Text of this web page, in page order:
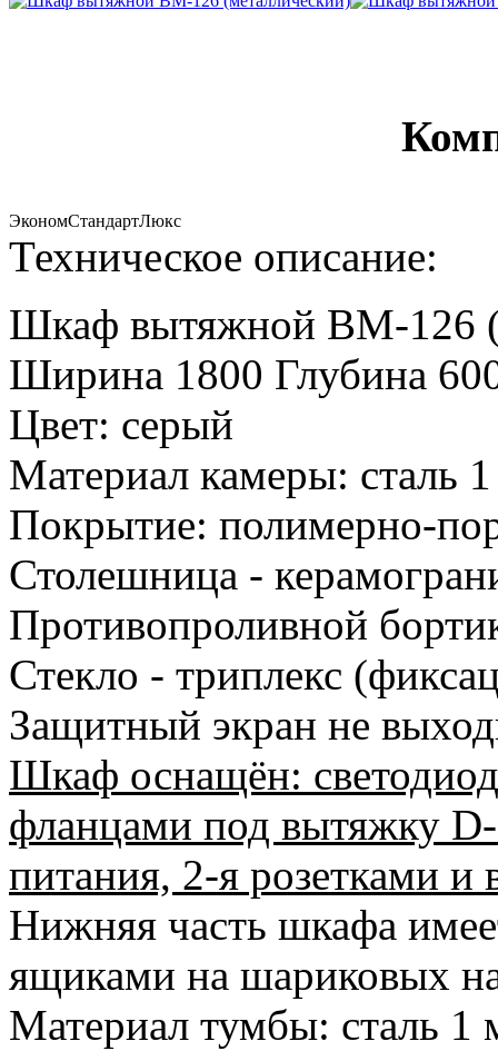
ЭкономСтандартЛюкс
Техническое описание:
Шкаф вытяжной ВМ-126
Ширина 1800 Глубина
Цвет: серый
Материал камеры: сталь
Покрытие: полимерно-
Столешница -
Противопроливной
Стекло - триплекс
Защитный экран не
Шкаф оснащён:
фланцами под вытяжку
питания, 2-я розетками и
Нижняя часть шкафа
ящиками на шариковых
Материал тумбы: сталь 1